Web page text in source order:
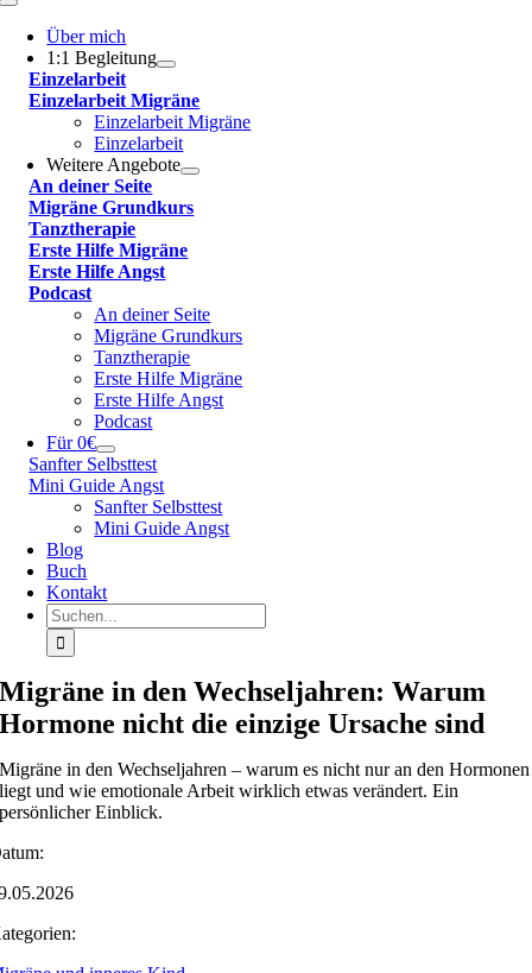
Toggle
NavigationÜber mich
1:1 Begleitung
Einzelarbeit
Einzelarbeit Migräne
Einzelarbeit Migräne
Einzelarbeit
Weitere Angebote
An deiner Seite
Migräne Grundkurs
Tanztherapie
Erste Hilfe Migräne
Erste Hilfe Angst
Podcast
An deiner Seite
Migräne Grundkurs
Tanztherapie
Erste Hilfe Migräne
Erste Hilfe Angst
Podcast
Für 0€
Sanfter Selbsttest
Mini Guide Angst
Sanfter Selbsttest
Mini Guide Angst
Blog
Buch
Kontakt
Suche
nach:
Migräne in den Wechseljahren: Warum
Hormone nicht die einzige Ursache sind
Migräne in den Wechseljahren – warum es nicht nur an den Hormonen
liegt und wie emotionale Arbeit wirklich etwas verändert. Ein
persönlicher Einblick.